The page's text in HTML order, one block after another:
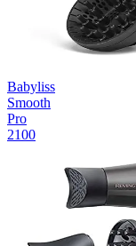
Babyliss
Smooth
Pro
2100